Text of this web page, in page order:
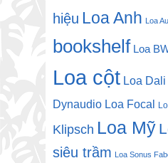
hiệu Loa Anh Loa
bookshelf Loa
Loa cột Loa Dali
Dynaudio Loa Focal
Klipsch Loa Mỹ
siêu trầm Loa Sonus